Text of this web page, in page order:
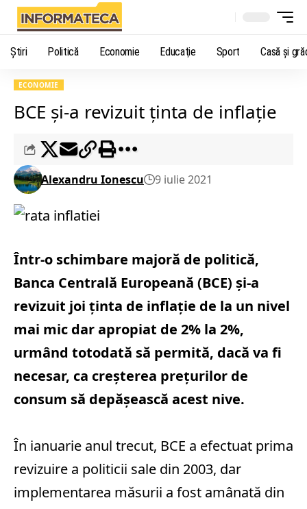
Știri Politică Economie Educaţie Sport Casă şi
ECONOMIE
BCE şi-a revizuit ţinta de inflaţie
Alexandru Ionescu 9 iulie 2021
Într-o schimbare majoră de politică,
Banca Centrală Europeană (BCE) şi-a
revizuit joi ţinta de inflaţie de la un nivel
mai mic dar apropiat de 2% la 2%,
urmând totodată să permită, dacă va fi
necesar, ca creşterea preţurilor de
consum să depăşească acest nive.
În ianuarie anul trecut, BCE a efectuat prima
revizuire a politicii sale din 2003, dar
implementarea măsurii a fost amânată din